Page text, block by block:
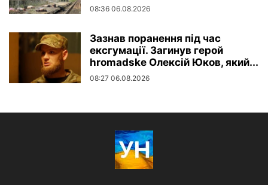
08:36 06.08.2026
Зазнав поранення під час
ексгумації. Загинув герой
hromadske Олексій Юков, який...
08:27 06.08.2026